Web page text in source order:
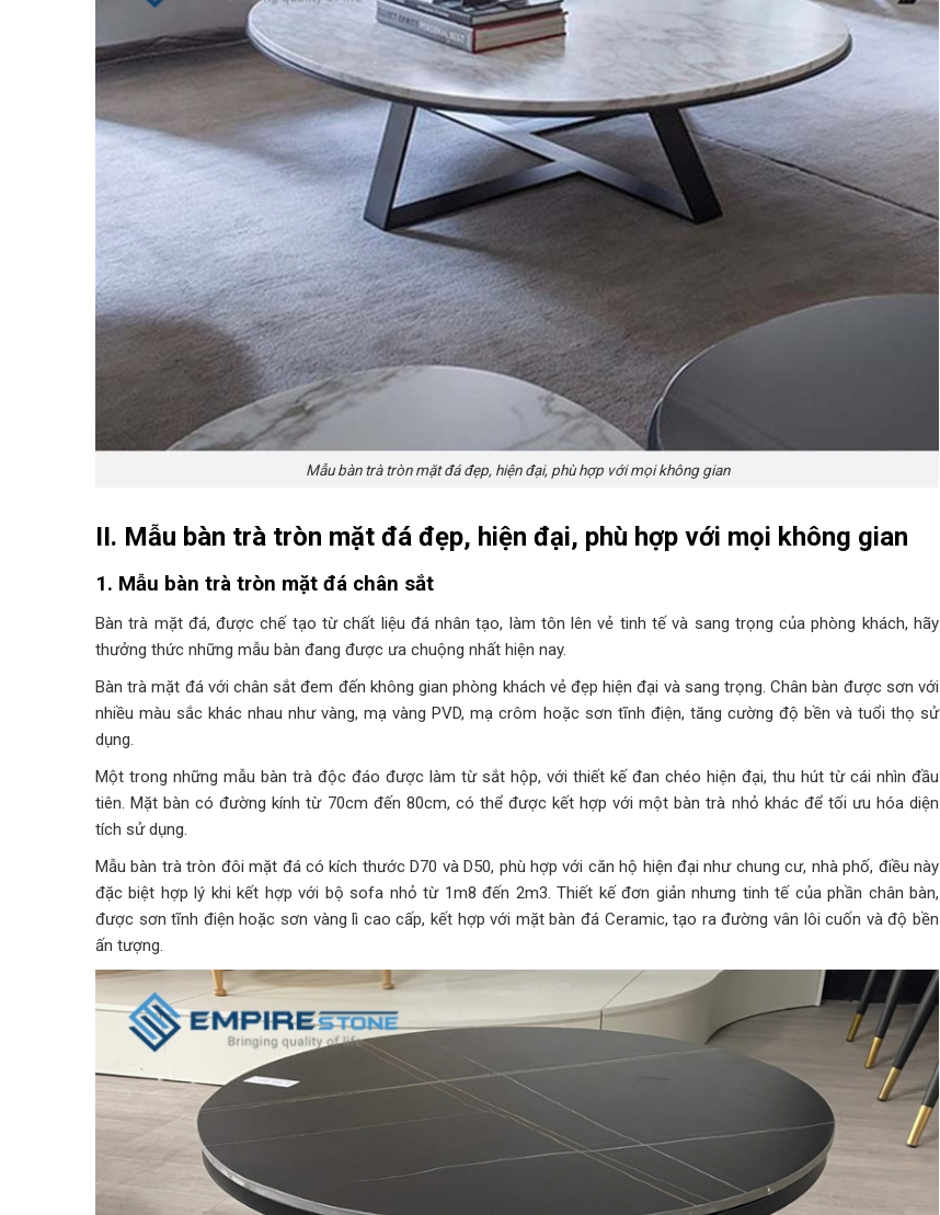
Mẫu bàn trà tròn mặt đá đẹp, hiện đại, phù hợp với mọi không gian
II. Mẫu bàn trà tròn mặt đá đẹp, hiện đại, phù hợp với mọi không gian
1. Mẫu bàn trà tròn mặt đá chân sắt
Bàn trà mặt đá, được chế tạo từ chất liệu đá nhân tạo, làm tôn lên vẻ tinh tế và sang trọng của phòng khách, hãy
thưởng thức những mẫu bàn đang được ưa chuộng nhất hiện nay.
Bàn trà mặt đá với chân sắt đem đến không gian phòng khách vẻ đẹp hiện đại và sang trọng. Chân bàn được sơn với
nhiều màu sắc khác nhau như vàng, mạ vàng PVD, mạ crôm hoặc sơn tĩnh điện, tăng cường độ bền và tuổi thọ sử
dụng.
Một trong những mẫu bàn trà độc đáo được làm từ sắt hộp, với thiết kế đan chéo hiện đại, thu hút từ cái nhìn đầu
tiên. Mặt bàn có đường kính từ 70cm đến 80cm, có thể được kết hợp với một bàn trà nhỏ khác để tối ưu hóa diện
tích sử dụng.
Mẫu bàn trà tròn đôi mặt đá có kích thước D70 và D50, phù hợp với căn hộ hiện đại như chung cư, nhà phố, điều này
đặc biệt hợp lý khi kết hợp với bộ sofa nhỏ từ 1m8 đến 2m3. Thiết kế đơn giản nhưng tinh tế của phần chân bàn,
được sơn tĩnh điện hoặc sơn vàng lì cao cấp, kết hợp với mặt bàn đá Ceramic, tạo ra đường vân lôi cuốn và độ bền
ấn tượng.